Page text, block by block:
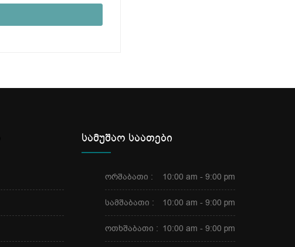
სამუშაო საათები
ორშაბათი : 10:00 am - 9:00 pm
სამშაბათი : 10:00 am - 9:00 pm
ოთხშაბათი : 10:00 am - 9:00 pm